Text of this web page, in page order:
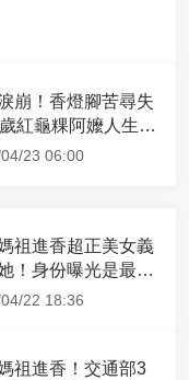
崩！香燈腳苦尋失
紅龜粿阿嬤人生謝
23 06:00
祖進香超正美女義
！身份曝光是最美
子不結婚
22 18:36
祖進香！交通部3